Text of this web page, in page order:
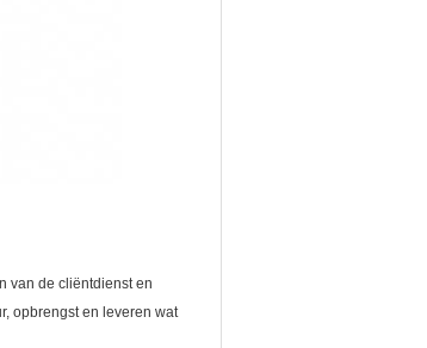
van de cliëntdienst en
opbrengst en leveren wat